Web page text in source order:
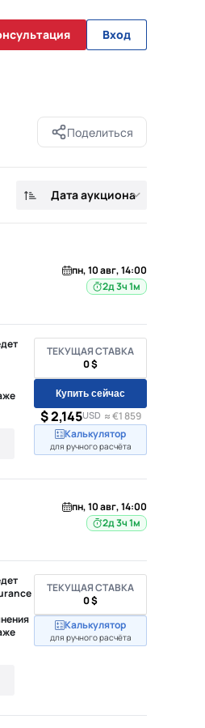
Вход
Поделиться
Дата аукциона
пн, 10 авг, 14:00
2д 3ч 1м
ТЕКУЩАЯ СТАВКА
0 $
Купить сейчас
$ 2,145USD ≈ €1 859
Калькулятор
для ручного расчёта
пн, 10 авг, 14:00
2д 3ч 1м
ТЕКУЩАЯ СТАВКА
0 $
Калькулятор
для ручного расчёта